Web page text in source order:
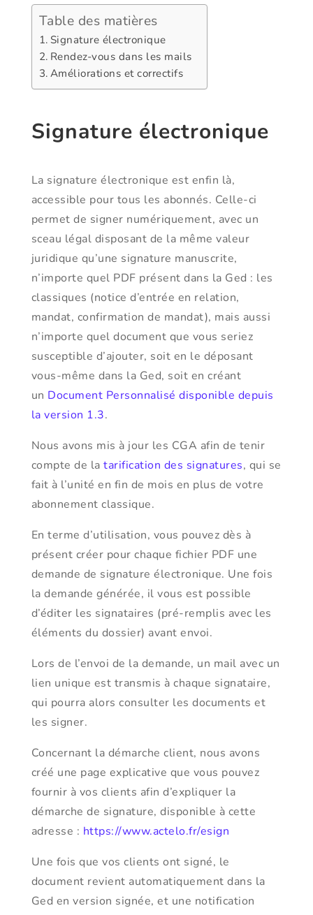
Table des matières
Signature électronique
Rendez-vous dans les mails
Améliorations et correctifs
Signature électronique
La signature électronique est enfin là,
accessible pour tous les abonnés. Celle-ci
permet de signer numériquement, avec un
sceau légal disposant de la même valeur
juridique qu’une signature manuscrite,
n’importe quel PDF présent dans la Ged : les
classiques (notice d’entrée en relation,
mandat, confirmation de mandat), mais aussi
n’importe quel document que vous seriez
susceptible d’ajouter, soit en le déposant
vous-même dans la Ged, soit en créant
un Document Personnalisé disponible depuis
la version 1.3.
Nous avons mis à jour les CGA afin de tenir
compte de latarification des signatures, qui se
fait à l’unité en fin de mois en plus de votre
abonnement classique.
En terme d’utilisation, vous pouvez dès à
présent créer pour chaque fichier PDF une
demande de signature électronique. Une fois
la demande générée, il vous est possible
d’éditer les signataires (pré-remplis avec les
éléments du dossier) avant envoi.
Lors de l’envoi de la demande, un mail avec un
lien unique est transmis à chaque signataire,
qui pourra alors consulter les documents et
les signer.
Concernant la démarche client, nous avons
créé une page explicative que vous pouvez
fournir à vos clients afin d’expliquer la
démarche de signature, disponible à cette
adresse : https://www.actelo.fr/esign
Une fois que vos clients ont signé, le
document revient automatiquement dans la
Ged en version signée, et une notification